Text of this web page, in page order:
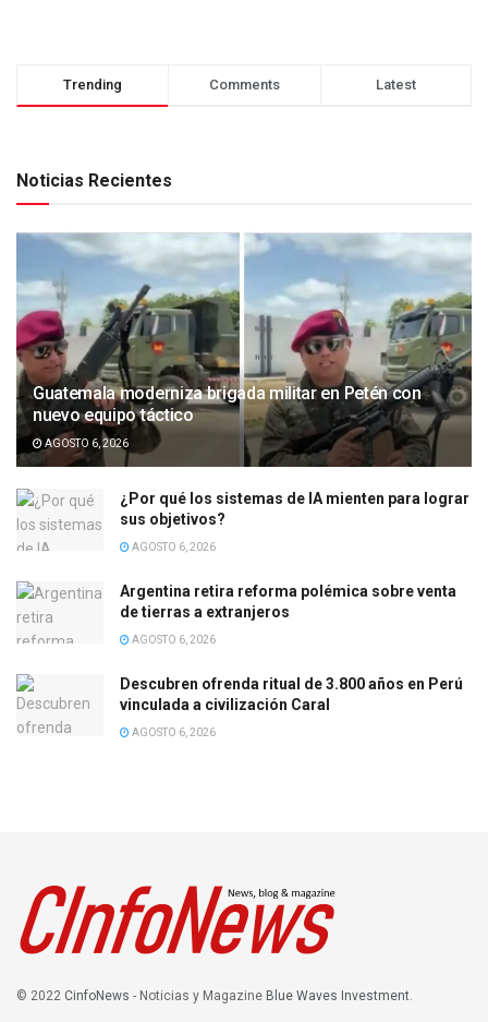
Trending Comments Latest
Noticias Recientes
Guatemala moderniza brigada militar en Petén con
nuevo equipo táctico
AGOSTO 6, 2026
¿Por qué los sistemas de IA mienten para lograr
sus objetivos?
AGOSTO 6, 2026
Argentina retira reforma polémica sobre venta
de tierras a extranjeros
AGOSTO 6, 2026
Descubren ofrenda ritual de 3.800 años en Perú
vinculada a civilización Caral
AGOSTO 6, 2026
© 2022 CinfoNews - Noticias y Magazine Blue Waves Investment